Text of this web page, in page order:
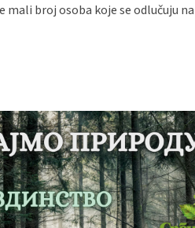
broj osoba koje se odlučuju